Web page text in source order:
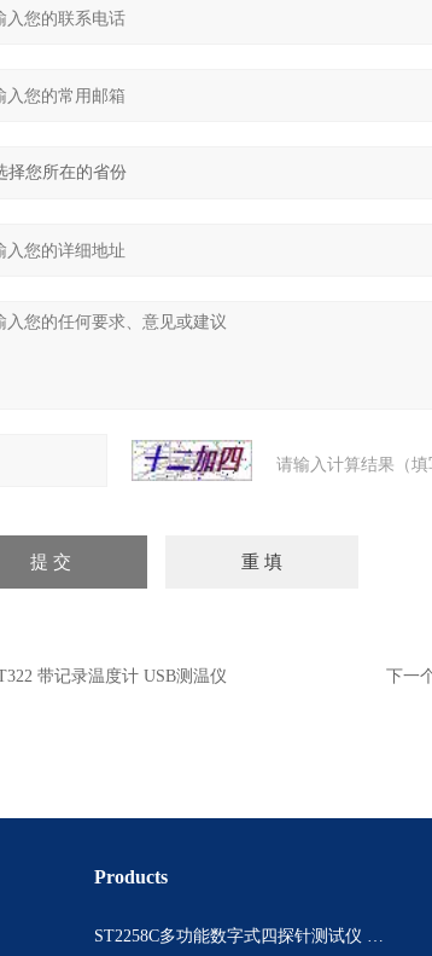
请输入计算结果（
带记录温度计 USB测温仪 下一
Products
ST2258C多功能数字式四探针测试仪 电阻表